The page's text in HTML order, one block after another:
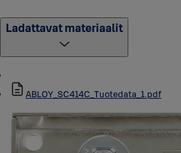
Ladattavat materiaalit
ABLOY_SC414C_Tuotedata_1.pdf